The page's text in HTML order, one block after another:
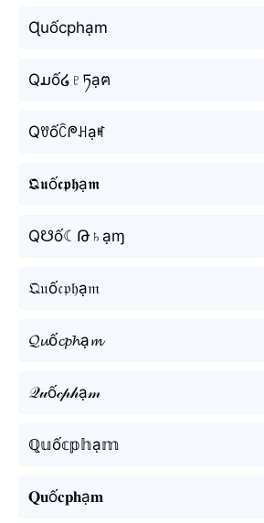
Ɋuốcphạm
Qມố໒♇ཏạฅ
Qꀎốꉓᖘꃅạꎭ
𝕼𝖚ố𝖈𝖕𝖍ạ𝖒
Q☋ố☾Թ♄ạɱ
𝔔𝔲ố𝔠𝔭𝔥ạ𝔪
𝓠𝓾ố𝓬𝓹𝓱ạ𝓶
𝒬𝓊ố𝒸𝓅𝒽ạ𝓂
ℚ𝕦ố𝕔𝕡𝕙ạ𝕞
𝐐𝐮ố𝐜𝐩𝐡ạ𝐦